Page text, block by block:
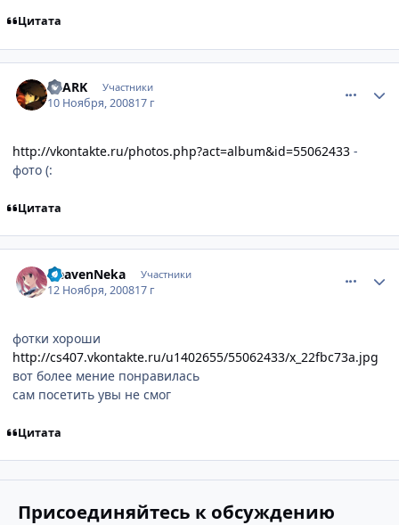
Цитата
CLARK Участники
10 Ноября, 200817 г
http://vkontakte.ru/photos.php?act=album&id=55062433 -
фото (:
Цитата
HeavenNeka Участники
12 Ноября, 200817 г
фотки хороши
http://cs407.vkontakte.ru/u1402655/55062433/x_22fbc73a.jpg
вот более мение понравилась
сам посетить увы не смог
Цитата
Присоединяйтесь к обсуждению